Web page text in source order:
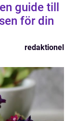
guide till
för din
redaktionel